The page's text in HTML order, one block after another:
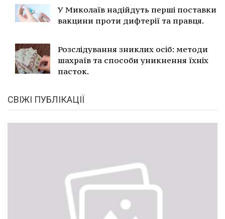
У Миколаїв надійдуть перші поставки
вакцини проти дифтерії та правця.
Розслідування зниклих осіб: методи
шахраїв та способи уникнення їхніх
пасток.
СВІЖІ ПУБЛІКАЦІЇ